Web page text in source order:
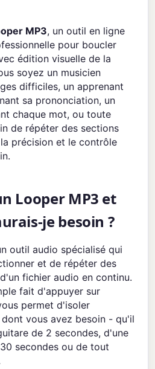
MP3, un outil en ligne
pour boucler
édition visuelle de la
soyez un musicien
difficiles, un apprenant
sa prononciation, un
chaque mot, ou toute
de répéter des sections
précision et le contrôle
Looper MP3 et
je besoin ?
outil audio spécialisé qui
et de répéter des
fichier audio en continu.
fait d'appuyer sur
permet d'isoler
vous avez besoin - qu'il
de 2 secondes, d'une
secondes ou de tout